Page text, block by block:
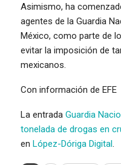
Asimismo, ha
agentes de la Guardia
México, como parte de
evitar la imposición de
mexicanos.
Con información de EFE
La entrada Guardia
tonelada de drogas en
en López-Dóriga Digital